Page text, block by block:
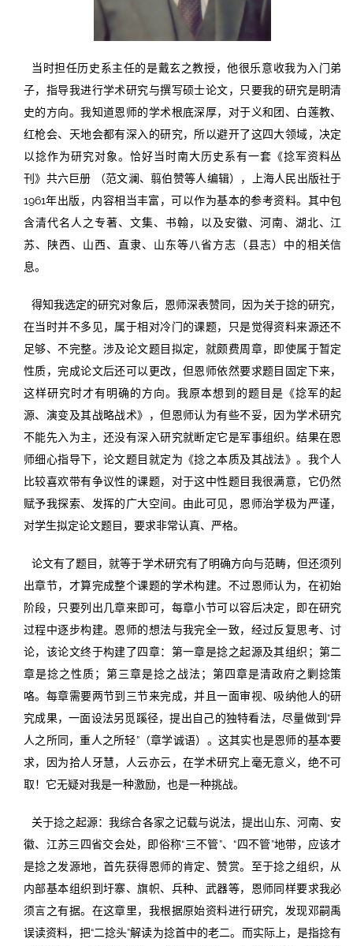
当时担任历史系主任的是戴玄之教授，他很乐意收我为入门弟
子，指导我进行学术研究与撰写硕士论文，只要我的研究是眀清
史的方向。我知道恩师的学术根底深厚，对于义和团、白莲教、
红枪会、天地会都有深入的研究，所以避开了这四大领域，决定
以捻作为研究对象。恰好当时南大历史系有一套《捻军资料丛
刊》共六巨册 （范文澜、翦伯赞等人编辑），上海人民出版社于
1961年出版，内容相当丰富，可以作为基本的参考资料。其中包
含清代名人之专著、文集、书翰，以及安徽、河南、湖北、江
苏、陕西、山西、直隶、山东等八省方志（县志）中的相关信
息。
得知我选定的研究对象后，恩师深表赞同，因为关于捻的研究，
在当时并不多见，属于相对冷门的课题，只是觉得资料来源还不
足够、不完整。涉及论文题目拟定，就颇费周章，即使属于暂定
性质，完成论文后还可以更改，但恩师依然要求题目固定下来，
这样研究时才有明确的方向。我原本想到的题目是《捻军的起
源、演变及其战略战术》，但恩师认为有些不妥，因为学术研究
不能先入为主，还没有深入研究就断定它是军事组织。结果在恩
师细心指导下，论文题目就定为《捻之本质及其战法》。我个人
比较喜欢带有争议性的课题，对于这中性题目我很满意，它仍然
赋予我探索、发挥的广大空间。由此可见，恩师治学极为严谨，
对学生拟定论文题目，要求非常认真、严格。
论文有了题目，就等于学术研究有了明确方向与范畴，但还须列
出章节，才算完成整个课题的学术构建。不过恩师认为，在初始
阶段，只要列出几章来即可，每章小节可以容后决定，即在研究
过程中逐步构建。恩师的想法与我完全一致，经过反复思考、讨
论，该论文终于构建了四章：第一章是捻之起源及其组织；第二
章是捻之性质；第三章是捻之战法；第四章是清政府之剿捻策
咯。每章需要两节到三节来完成，并且一面审视、吸纳他人的研
究成果，一面设法另觅蹊径，提出自己的独特看法，尽量做到“异
人之所同，重人之所轻”（章学诚语）。这其实也是恩师的基本要
求，因为拾人牙慧，人云亦云，在学术研究上毫无意义，绝不可
取！它无疑对我是一种激励，也是一种挑战。
关于捻之起源：我综合各家之记载与说法，提出山东、河南、安
徽、江苏三四省交会处，即俗称“三不管”、“四不管”地带，应该才
是捻之发源地，首先获得恩师的肯定、赞赏。至于捻之组织，从
内部基本组织到圩寨、旗帜、兵种、武器等，恩师同样要求我必
须言之有据。在这章里，我根据原始资料进行研究，发现邓嗣禹
误读资料，把“二捻头”解读为捻首中的老二。而实际上，是指捻有